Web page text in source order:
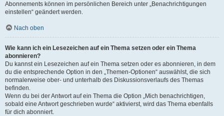
Abonnements können im persönlichen Bereich unter „Benachrichtigungen
einstellen“ geändert werden.
Nach oben
Wie kann ich ein Lesezeichen auf ein Thema setzen oder ein Thema
abonnieren?
Du kannst ein Lesezeichen auf ein Thema setzen oder es abonnieren, in dem
du die entsprechende Option in den „Themen-Optionen“ auswählst, die sich
normalerweise ober- und unterhalb des Diskussionsverlaufs des Themas
befinden.
Wenn du bei der Antwort auf ein Thema die Option „Mich benachrichtigen,
sobald eine Antwort geschrieben wurde“ aktivierst, wird das Thema ebenfalls
für dich abonniert.